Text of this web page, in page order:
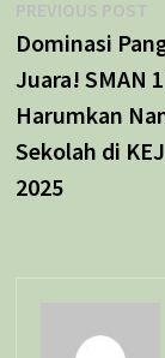
Navigasi
pos
PREVIOUS POST
Dominasi
Juara! SMAN
Harumkan
Sekolah di
2025